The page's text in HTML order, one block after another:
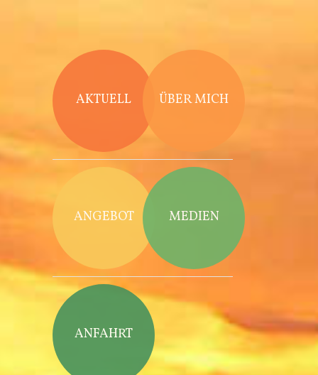
AKTUELL ÜBER MICH
ANGEBOT MEDIEN
ANFAHRT